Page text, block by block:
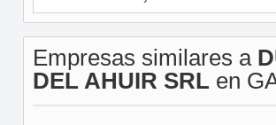
Empresas similares a
DEL AHUIR SRL en